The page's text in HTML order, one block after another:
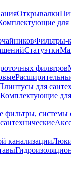
Открывалки
для
Фильтры-
Статуэтки
фильтров
для
Комплектующие
фильтры, системы
канализации